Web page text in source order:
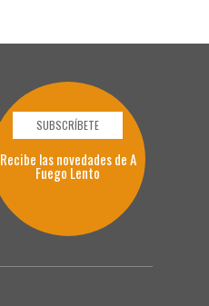
SUBSCRÍBETE
Recibe las novedades de A
Fuego Lento